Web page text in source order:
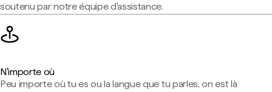
soutenu par notre équipe d'assistance.
N'importe où
Peu importe où tu es ou la langue que tu parles, on est là